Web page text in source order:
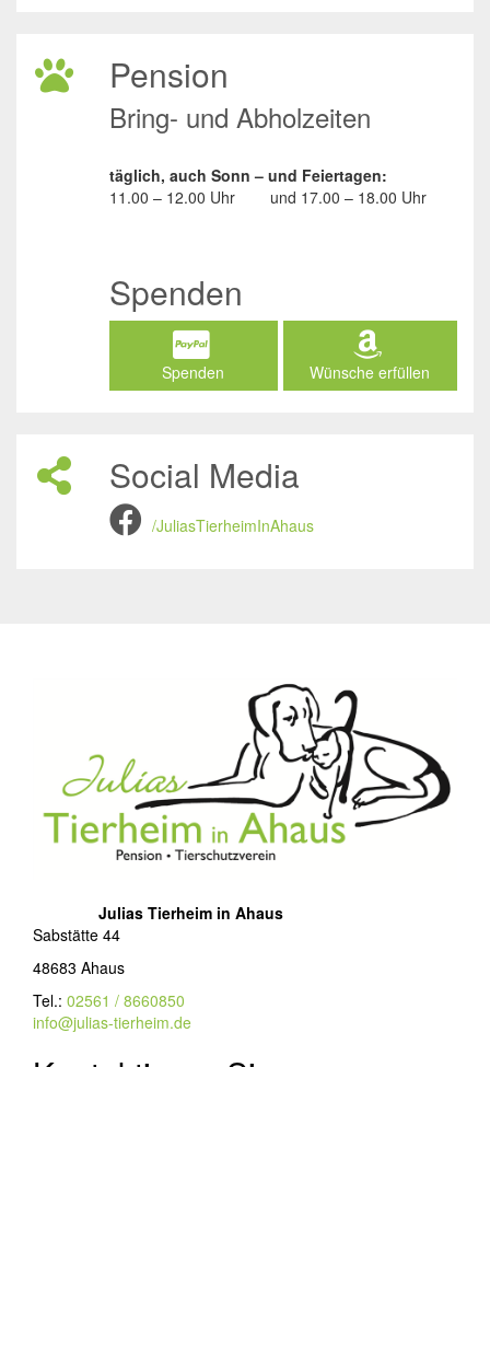
Pension
Bring- und Abholzeiten
täglich, auch Sonn – und Feiertagen:
11.00 – 12.00 Uhr
und 17.00 – 18.00 Uhr
Spenden
Spenden Wünsche erfüllen
Social Media
/JuliasTierheimInAhaus
Julias Tierheim in Ahaus
Sabstätte 44
48683 Ahaus
Tel.: 02561 / 8660850
info@julias-tierheim.de
Kontaktieren Sie uns